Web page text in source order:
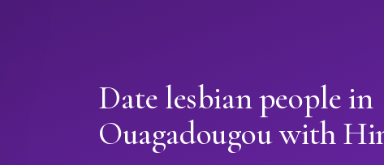
Date lesbian people in
Ouagadougou with